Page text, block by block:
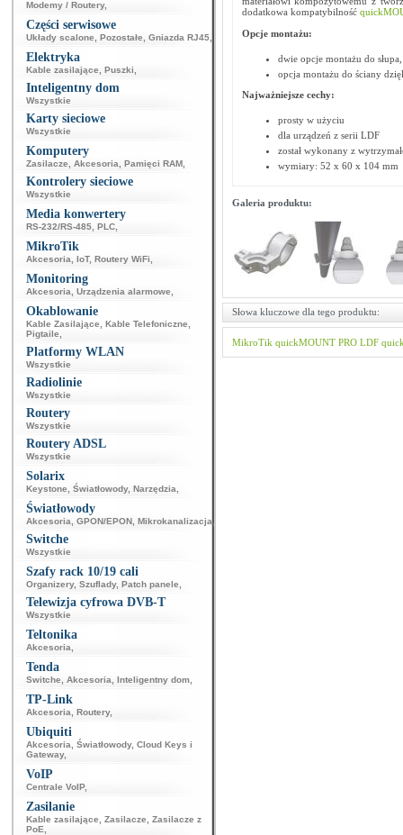
Modemy / Routery,
Części serwisowe
Układy scalone Pozostałe Gniazda RJ45
Elektryka
Kable zasilające Puszki
Inteligentny dom
Wszystkie
Karty sieciowe
Wszystkie
Komputery
Zasilacze Akcesoria Pamięci RAM
Kontrolery sieciowe
Wszystkie
Media konwertery
RS-232/RS-485 PLC
MikroTik
Akcesoria IoT, Routery WiFi
Monitoring
Akcesoria Urządzenia alarmowe
Okablowanie
Kable Zasilające Kable Telefoniczne
Pigtaile
Platformy WLAN
Wszystkie
Radiolinie
Wszystkie
Routery
Wszystkie
Routery ADSL
Wszystkie
Solarix
Keystone Światłowody, Narzędzia
Światłowody
Akcesoria GPON/EPON Mikrokanalizacja
Switche
Wszystkie
Szafy rack 10/19 cali
Organizery, Szuflady, Patch panele
Telewizja cyfrowa DVB-T
Wszystkie
Teltonika
Akcesoria
Tenda
Switche Akcesoria Inteligentny dom
TP-Link
Akcesoria Routery,
Ubiquiti
Akcesoria Światłowody, Cloud Keys i
Gateway,
VoIP
Centrale VoIP,
Zasilanie
Kable zasilające Zasilacze
Zasilacze z
PoE
dodatkowa kompatybilność
Opcje montażu:
dwie opcje montażu do
opcja montażu do ściany
Najważniejsze cechy:
prosty w użyciu
dla urządzeń z serii LDF
został wykonany z
wymiary: 52 x 60 x 104 mm
Galeria produktu:
Słowa kluczowe dla tego produktu:
MikroTik quickMOUNT PRO LDF